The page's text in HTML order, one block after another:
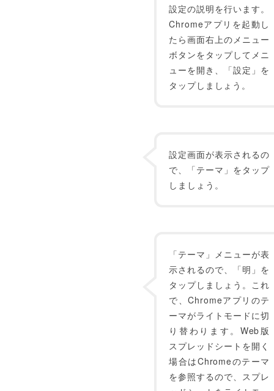
設定の説明を行います。
Chromeアプリを起動し
たら画面右上のメニュー
ボタンをタップしてメニ
ューを開き、「設定」を
タップしましょう。
設定画面が表示されるの
で、「テーマ」をタップ
しましょう。
「テーマ」メニューが表
示されるので、「明」を
タップしましょう。これ
で、Chromeアプリのテ
ーマがライトモードに切
り替わります。Web版
スプレッドシートを開く
場合はChromeのテーマ
を参照するので、スプレ